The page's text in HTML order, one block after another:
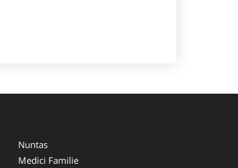
Nuntas
Medici Familie